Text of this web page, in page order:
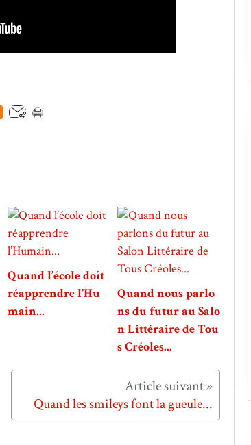
Quand l’école doit
réapprendre l’Hu
main...
Quand nous parlo
ns du futur au Salo
n Littéraire de Tou
s Créoles...
Quand les smileys font la gueule...